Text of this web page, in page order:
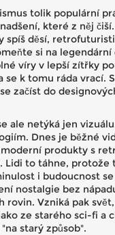
tolik populární
které z něj
spíš děsí,
si na legendární
víry v lepší zítřky
se k tomu ráda vrací.
začíst do
ale netýká jen
Dnes je běžné
produkty s
Lidi to táhne, protože
i budoucnost
nostalgie bez
rovin. Vzniká pak
ze starého sci-fi a
starý způsob".